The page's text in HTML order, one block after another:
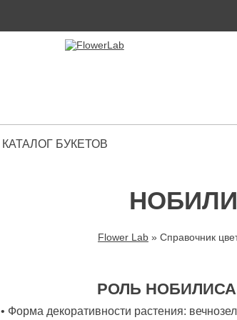
КАТАЛОГ БУКЕТОВ
Flower Lab » Справочник
РОЛЬ
• Форма декоративности растения: